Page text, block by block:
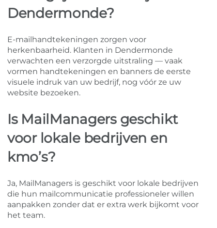
Dendermonde?
E-mailhandtekeningen zorgen voor
herkenbaarheid. Klanten in Dendermonde
verwachten een verzorgde uitstraling — vaak
vormen handtekeningen en banners de eerste
visuele indruk van uw bedrijf, nog vóór ze uw
website bezoeken.
Is MailManagers geschikt
voor lokale bedrijven en
kmo’s?
Ja, MailManagers is geschikt voor lokale bedrijven
die hun mailcommunicatie professioneler willen
aanpakken zonder dat er extra werk bijkomt voor
het team.